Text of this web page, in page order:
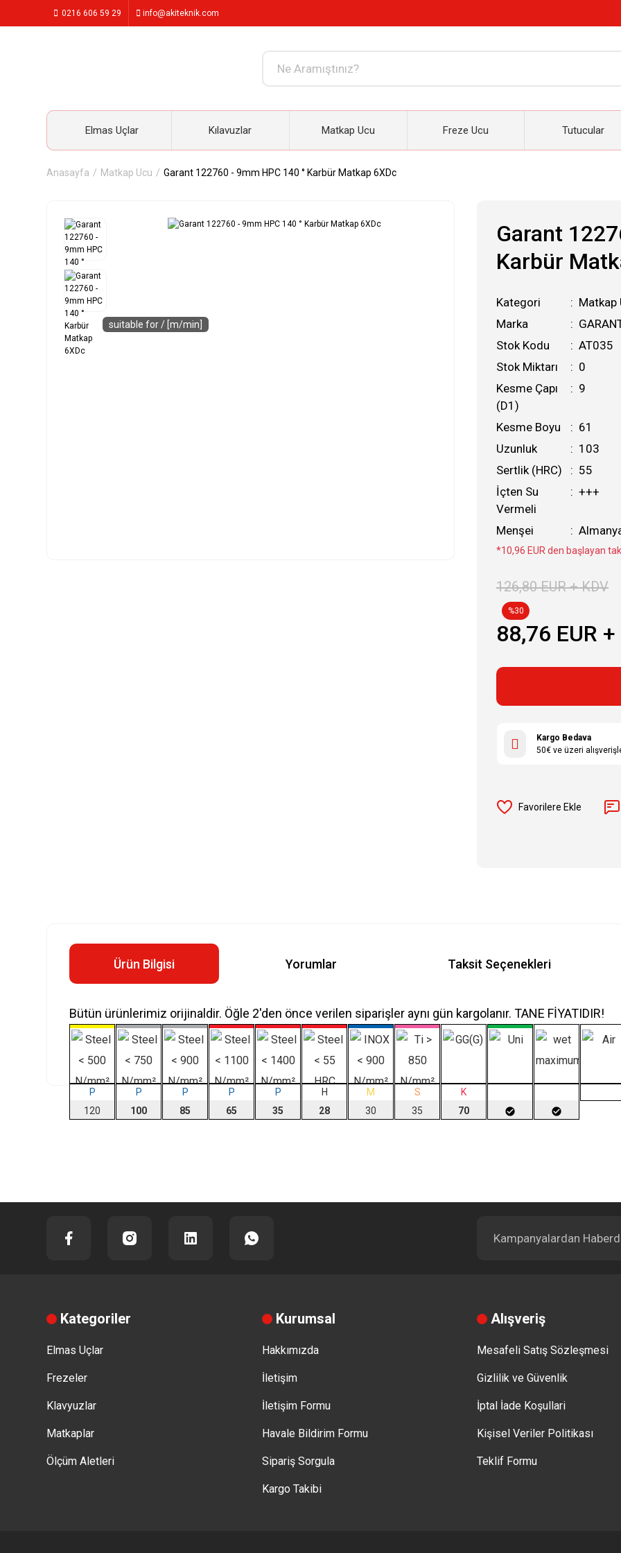
0216 606 59 29 info@akiteknik.com
Elmas Uçlar Kılavuzlar Matkap Ucu Freze Ucu Tutucular
Anasayfa Matkap Ucu Garant 122760 - 9mm HPC 140 ° Karbür Matkap 6XDc
Garant
Karbür
Kategori
Matkap
Marka
Stok Kodu
AT035
Stok Miktarı
0
Kesme Çapı
(D1)
9
Kesme Boyu
61
Uzunluk
103
Sertlik (HRC)
55
İçten Su
Vermeli
+++
Menşei
*10,96 EUR den başlayan
126,80 EUR + KDV
%30
88,76 EUR
Kargo Bedava
50€ ve üzeri
Ürün Bilgisi Yorumlar Taksit Seçenekleri
Bütün ürünlerimiz orijinaldir. Öğle 2'den önce verilen siparişler aynı gün kargolanır. TANE FİYATIDIR!
P
120
suitable for / [m/min]
P
100
P
85
P
65
P
35
H
28
M
30
S
35
K
70
Kategoriler
Elmas Uçlar
Frezeler
Klavyuzlar
Matkaplar
Ölçüm Aletleri
Kurumsal
Hakkımızda
İletişim
İletişim Formu
Havale Bildirim Formu
Sipariş Sorgula
Kargo Takibi
Alışveriş
Mesafeli Satış Sözleşmesi
Gizlilik ve Güvenlik
İptal İade Koşullari
Kişisel Veriler Politikası
Teklif Formu